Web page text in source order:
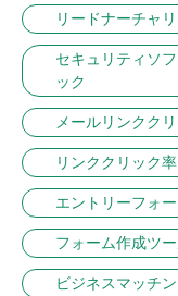
リードナーチャ
セキュリティソ
ック
メールリンクク
リンククリック
エントリーフォ
フォーム作成ツ
ビジネスマッチ